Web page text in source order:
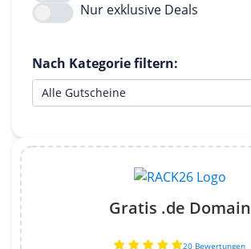
Nur exklusive Deals
Nach Kategorie filtern:
Gratis .de Domain
20 Bewertungen